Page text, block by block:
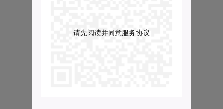
请先阅读并同意服务协议